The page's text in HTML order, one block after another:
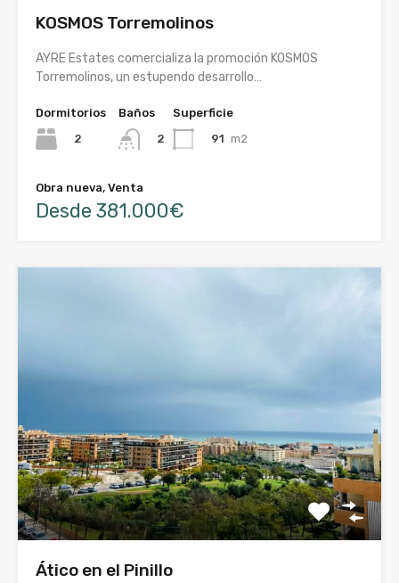
KOSMOS Torremolinos
AYRE Estates comercializa la promoción KOSMOS
Torremolinos, un estupendo desarrollo…
Dormitorios
2
Baños
2
Superficie
91 m2
Obra nueva, Venta
Desde 381.000€
Ático en el Pinillo